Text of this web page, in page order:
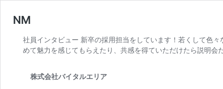
NM
社員インタビュー 新卒の採用担当をしています！若くして色
めて魅力を感じてもらえたり、共感を得ていただけたら説明
株式会社バイタルエリア